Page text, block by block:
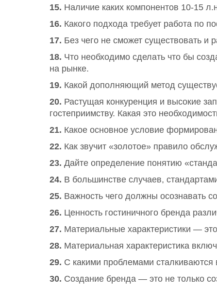
15. Наличие каких компонентов 10-15
16. Какого подхода требует работа по
17. Без чего не сможет существовать и
18. Что необходимо сделать что бы
на рынке.
19. Какой дополняющий метод
20. Растущая конкуренция и высокие
гостеприимству. Какая это
21. Какое основное условие
22. Как звучит «золотое» правило
23. Дайте определение понятию
24. В большинстве случаев,
25. Важность чего должны осознавать
26. Ценность гостиничного бренда
27. Материальные характеристики —
28. Материальная характеристика
29. С какими проблемами
30. Создание бренда — это не только